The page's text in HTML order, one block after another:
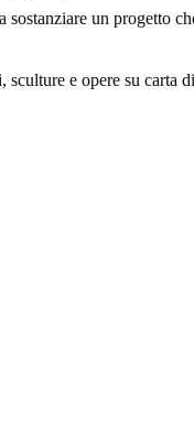
un progetto
e opere su carta